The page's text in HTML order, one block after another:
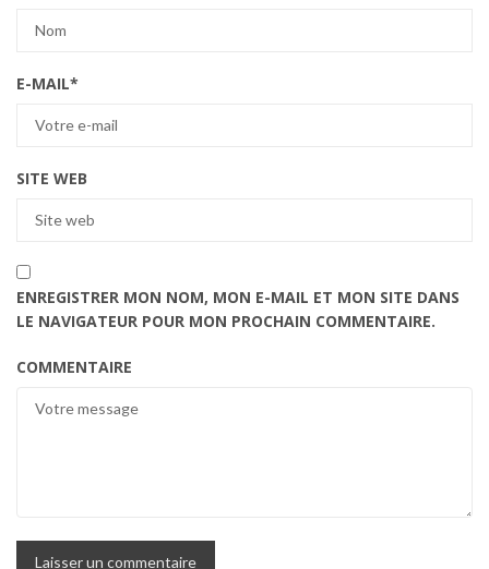
E-MAIL*
SITE WEB
ENREGISTRER MON NOM, MON E-MAIL ET MON SITE DANS
LE NAVIGATEUR POUR MON PROCHAIN COMMENTAIRE.
COMMENTAIRE